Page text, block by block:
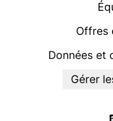
Offres
Données et
Gérer